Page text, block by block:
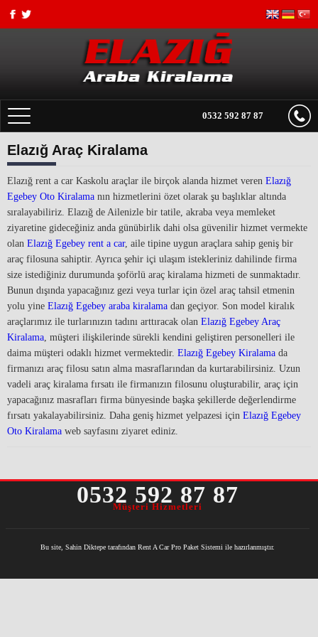
ANASAYFA
FİYAT LİSTESİ
TRANSFER
KİRALAMA KOŞULLARI
HAKKIMIZDA
İLETİŞİM
0532 592 87 87
Elazığ Araç Kiralama
Elazığ rent a car Kaskolu araçlar ile birçok alanda hizmet veren Elazığ
Egebey Oto Kiralama nın hizmetlerini özet olarak şu başlıklar altında
sıralayabiliriz. Elazığ de Ailenizle bir tatile, akraba veya memleket
ziyaretine gideceğiniz anda günübirlik dahi olsa güvenilir hizmet vermekte
olan Elazığ Egebey rent a car, aile tipine uygun araçlara sahip geniş bir
araç filosuna sahiptir. Ayrıca şehir içi ulaşım istekleriniz dahilinde firma
size istediğiniz durumunda şoförlü araç kiralama hizmeti de sunmaktadır.
Bunun dışında yapacağınız gezi veya turlar için özel araç tahsil etmenin
yolu yine Elazığ Egebey araba kiralama dan geçiyor. Son model kiralık
araçlarımız ile turlarınızın tadını arttıracak olan Elazığ Egebey Araç
Kiralama, müşteri ilişkilerinde sürekli kendini geliştiren personelleri ile
daima müşteri odaklı hizmet vermektedir. Elazığ Egebey Kiralama da
firmanızı araç filosu satın alma masraflarından da kurtarabilirsiniz. Uzun
vadeli araç kiralama fırsatı ile firmanızın filosunu oluşturabilir, araç için
yapacağınız masrafları firma bünyesinde başka şekillerde değerlendirme
fırsatı yakalayabilirsiniz. Daha geniş hizmet yelpazesi için Elazığ Egebey
Oto Kiralama web sayfasını ziyaret ediniz.
0532 592 87 87
Müşteri Hizmetleri
Bu site, Sahin Diktepe tarafından Rent A Car Pro Paket Sistemi ile hazırlanmıştır.